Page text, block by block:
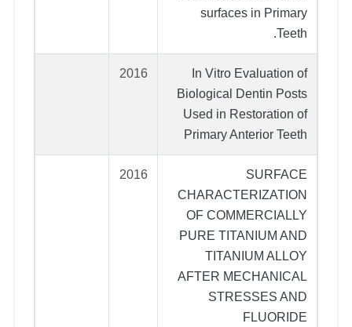
surfaces in Primary
Teeth.
In Vitro Evaluation of
Biological Dentin Posts
Used in Restoration of
Primary Anterior Teeth
2016
SURFACE
CHARACTERIZATION
OF COMMERCIALLY
PURE TITANIUM AND
TITANIUM ALLOY
AFTER MECHANICAL
STRESSES AND
FLUORIDE
2016